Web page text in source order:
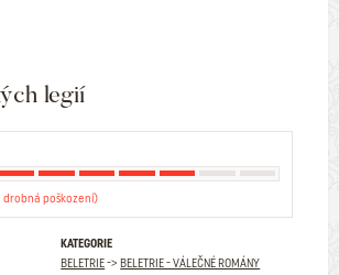
legií
drobná poškození)
KATEGORIE
BELETRIE->BELETRIE - VÁLEČNÉ ROMÁNY